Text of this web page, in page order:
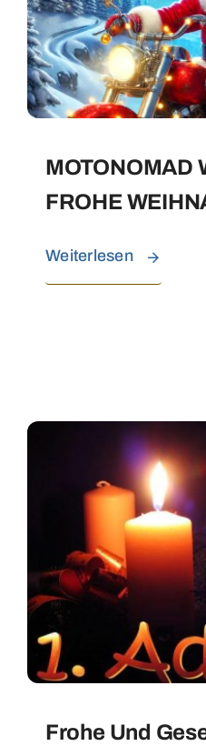
MOTONOMAD
FROHE
Weiterlesen
Frohe Und